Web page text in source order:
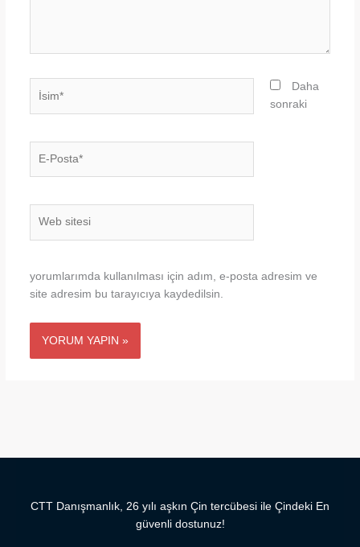
Posta*
Daha
sonraki
yorumlarımda kullanılması için adım, e-posta adresim ve
site adresim bu tarayıcıya kaydedilsin.
CTT Danışmanlık, 26 yılı aşkın Çin tercübesi ile Çindeki En
güvenli dostunuz!